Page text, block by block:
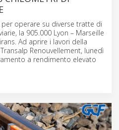
operare su diverse tratte di
la 905.000 Lyon – Marseille
Ad aprire i lavori della
Renouvellement, lunedì
a rendimento elevato